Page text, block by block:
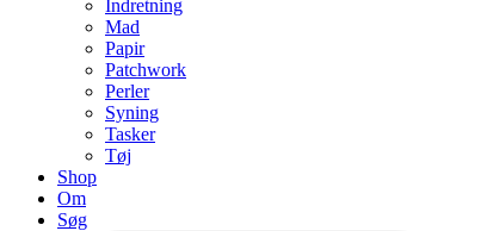
Indretning
Mad
Papir
Patchwork
Perler
Syning
Tasker
Tøj
Shop
Om
Søg